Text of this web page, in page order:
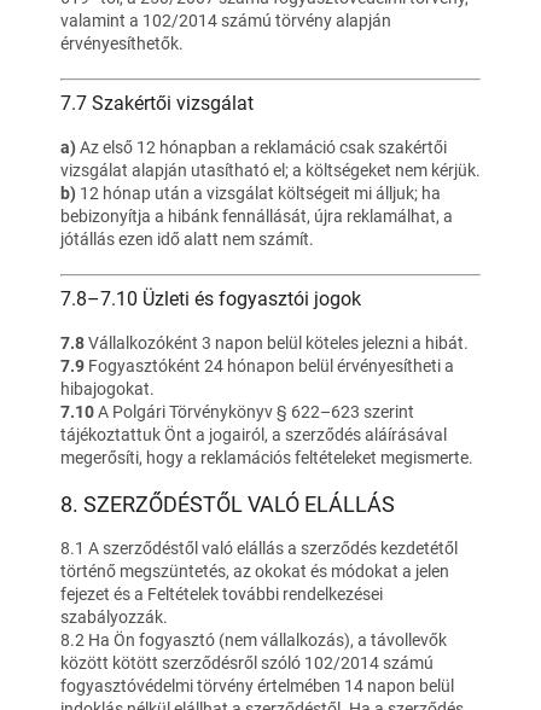
valamint a 102/2014 számú törvény alapján
érvényesíthetők.
7.7 Szakértői vizsgálat
a) Az első 12 hónapban a reklamáció csak szakértői
vizsgálat alapján utasítható el; a költségeket nem kérjük.
b) 12 hónap után a vizsgálat költségeit mi álljuk; ha
bebizonyítja a hibánk fennállását, újra reklamálhat, a
jótállás ezen idő alatt nem számít.
7.8–7.10 Üzleti és fogyasztói jogok
7.8Vállalkozóként 3 napon belül köteles jelezni a hibát.
7.9 Fogyasztóként 24 hónapon belül érvényesítheti a
hibajogokat.
7.10A Polgári Törvénykönyv § 622–623 szerint
tájékoztattuk Önt a jogairól, a szerződés aláírásával
megerősíti, hogy a reklamációs feltételeket megismerte.
8. SZERZŐDÉSTŐL VALÓ ELÁLLÁS
8.1 A szerződéstől való elállás a szerződés kezdetétől
történő megszüntetés, az okokat és módokat a jelen
fejezet és a Feltételek további rendelkezései
szabályozzák.
8.2 Ha Ön fogyasztó (nem vállalkozás), a távollevők
között kötött szerződésről szóló 102/2014 számú
fogyasztóvédelmi törvény értelmében 14 napon belül